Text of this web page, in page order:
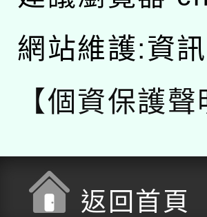
網站維護:資
【個資保護聲
返回首頁